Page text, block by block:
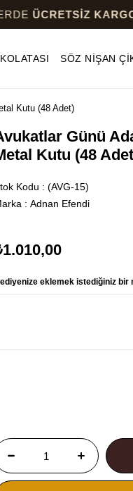
KARGO
SÖZ NİŞAN
Kutu (48 Adet)
Günü
Kutu (48
Kodu
(AVG-15)
: Adnan Efendi
eklemek istediğiniz bir